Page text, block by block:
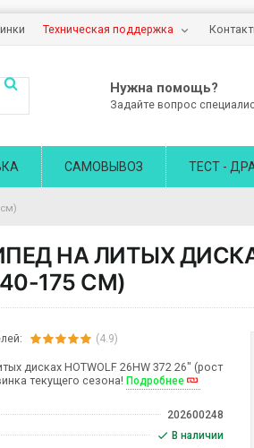
Техническая поддержка
Нужна помощь?
Задайте вопрос
САМОВЫВОЗ ТЕСТ -
НА ЛИТЫХ
175 СМ)
(4.9)
дисках HOTWOLF 26HW 372 26" (рост
текущего сезона!Подробнее
202600248
В наличии